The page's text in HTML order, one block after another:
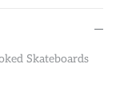
Skateboards